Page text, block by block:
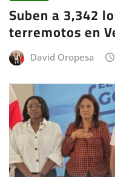
Suben a 3,342
terremotos en
David Oropesa